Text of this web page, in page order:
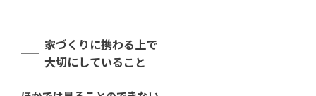
家づくりに携わる上で
大切にしていること